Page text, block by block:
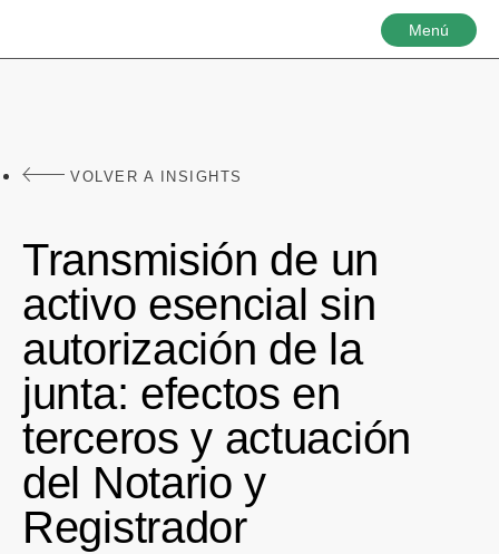
Menú
VOLVER A INSIGHTS
Transmisión de un
activo esencial sin
autorización de la
junta: efectos en
terceros y actuación
del Notario y
Registrador